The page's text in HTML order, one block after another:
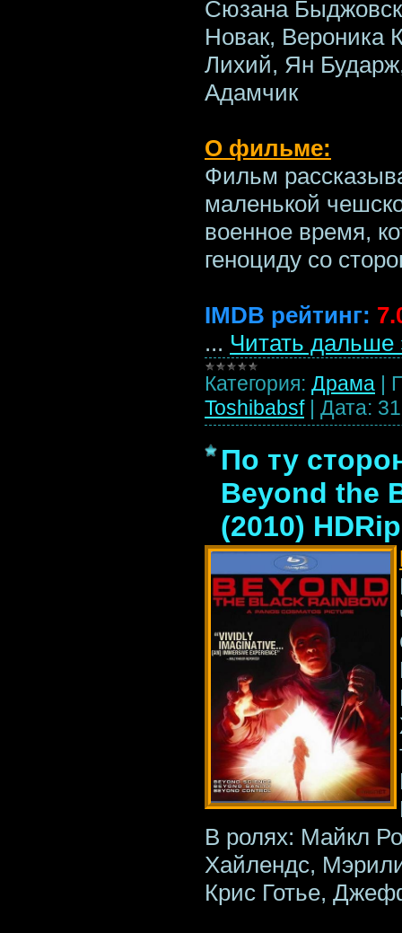
Сюзана
Новак, Вероника
Лихий, Ян
Адамчик
О фильме:
Фильм
маленькой
военное время,
геноциду со
IMDB рейтинг:
... Читать дальше
Категория: Драма |
Toshibabsf | Дата:
По ту
Beyond the
(2010) HDRip
В ролях: Майкл
Хайлендс,
Крис Готье,